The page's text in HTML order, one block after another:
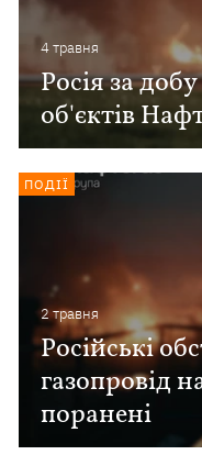
4 травня
Росія за
об'єктів
2 травня
Російські
газопровід
поранені
ПОДІЇ